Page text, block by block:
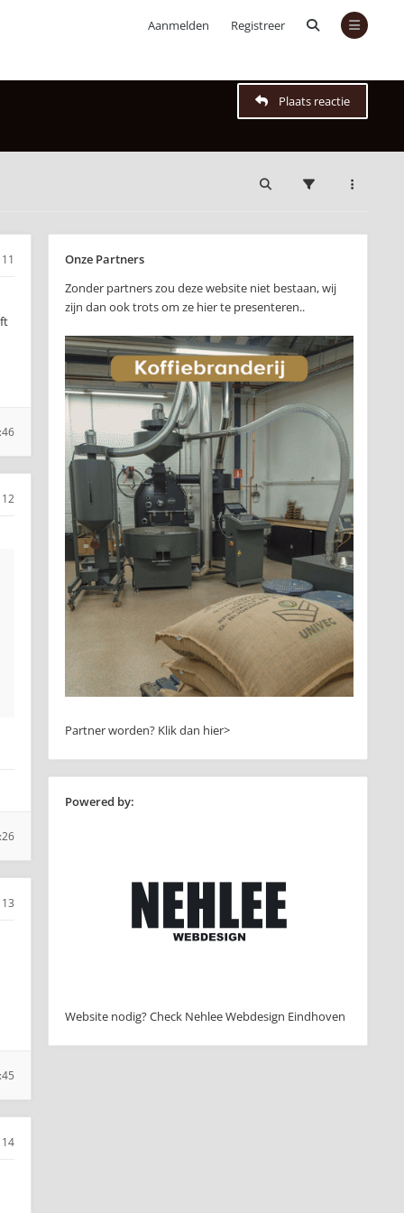
Aanmelden Registreer
Plaats reactie
11
12
13
14
Onze Partners
Zonder partners zou deze website niet bestaan, wij
zijn dan ook trots om ze hier te presenteren..
Partner worden? Klik dan hier>
Powered by:
Website nodig? Check Nehlee Webdesign Eindhoven